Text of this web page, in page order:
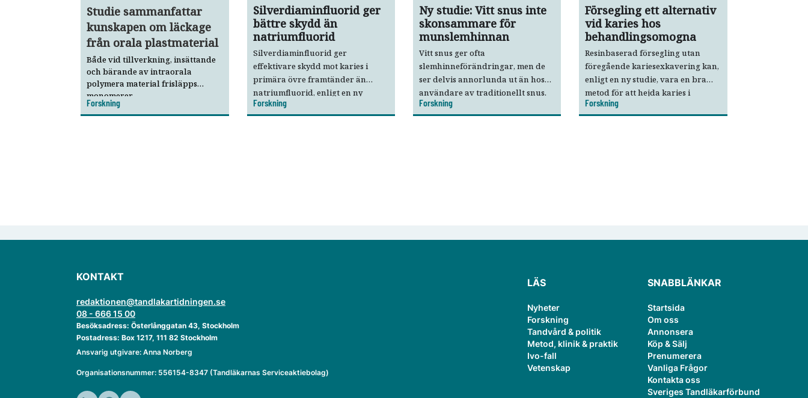
Studie sammanfattar
kunskapen om läckage
från orala plastmaterial
Både vid tillverkning, insättande
och bärande av intraorala
polymera material frisläpps
monomerer,
nedbrytningsprodukter samt
nano- och mikropartiklar.
Forskning
Silverdiaminfluorid ger
bättre skydd än
natriumfluorid
Silverdiaminfluorid ger
effektivare skydd mot karies i
primära övre framtänder än
natriumfluorid, enligt en ny
kinesisk studie.
Forskning
Ny studie: Vitt snus inte
skonsammare för
munslemhinnan
Vitt snus ger ofta
slemhinneförändringar, men de
ser delvis annorlunda ut än hos
användare av traditionellt snus.
Det visar den första svenska
kliniska jämförelsen mellan vitt
Forskning
Försegling ett alternativ
vid karies hos
behandlingsomogna
Resinbaserad försegling utan
föregående kariesexkavering kan,
enligt en ny studie, vara en bra
metod för att hejda karies i
primära molarer hos
behandlings­omogna barn.
Forskning
KONTAKT
redaktionen@tandlakartidningen.se
08 - 666 15 00
Besöksadress: Österlånggatan 43, Stockholm
Postadress: Box 1217, 111 82 Stockholm
Ansvarig utgivare: Anna Norberg
Organisationsnummer: 556154-8347 (Tandläkarnas Serviceaktiebolag)
LÄS
Nyheter
Forskning
Tandvård & politik
Metod, klinik & praktik
Ivo-fall
Vetenskap
SNABBLÄNKAR
Startsida
Om oss
Annonsera
Köp & Sälj
Prenumerera
Vanliga Frågor
Kontakta oss
Sveriges Tandläkarförbund